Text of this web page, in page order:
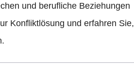
und berufliche Beziehungen
Konfliktlösung und erfahren Sie,